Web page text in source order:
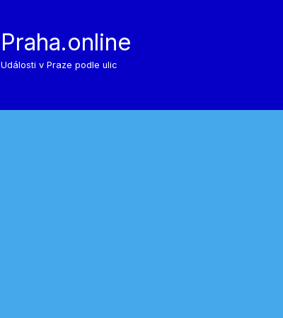
Praha.online
Události v Praze podle ulic